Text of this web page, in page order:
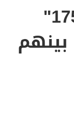
إطلاق سراح "1750"